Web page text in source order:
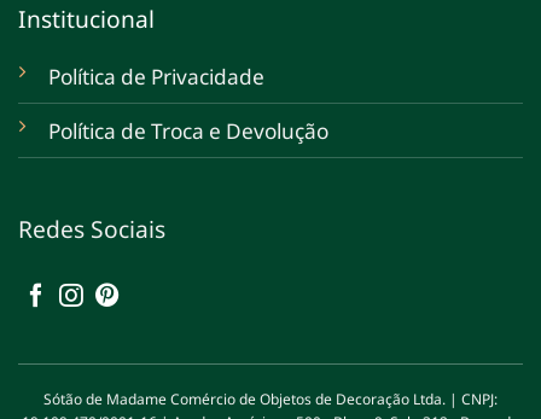
Institucional
Política de Privacidade
Política de Troca e Devolução
Redes Sociais
Sótão de Madame Comércio de Objetos de Decoração Ltda. | CNPJ: